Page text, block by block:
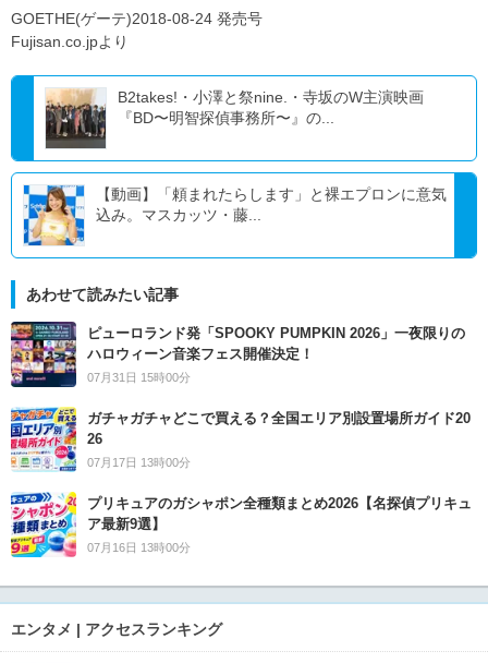
GOETHE(ゲーテ)2018-08-24 発売号
Fujisan.co.jpより
B2takes!・小澤と祭nine.・寺坂のW主演映画
『BD〜明智探偵事務所〜』の...
【動画】「頼まれたらします」と裸エプロンに意気
込み。マスカッツ・藤...
あわせて読みたい記事
ピューロランド発「SPOOKY PUMPKIN 2026」一夜限りの
ハロウィーン音楽フェス開催決定！
07月31日 15時00分
ガチャガチャどこで買える？全国エリア別設置場所ガイド20
26
07月17日 13時00分
プリキュアのガシャポン全種類まとめ2026【名探偵プリキュ
ア最新9選】
07月16日 13時00分
エンタメ | アクセスランキング